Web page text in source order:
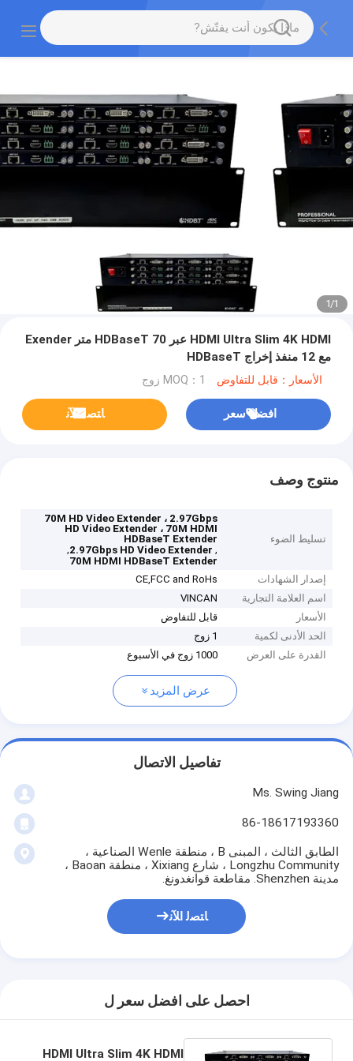
1
/
1
HDMI Ultra Slim 4K HDMI عبر HDBaseT 70 متر Exender
مع 12 منفذ إخراج HDBaseT
الأسعار：قابل للتفاوض MOQ：1 زوج
افضل سعر ﺎﺘﺼﻟ ﺍﻶﻧ
منتوج وصف
تسليط الضوء
70M HD Video Extender ، 2.97Gbps
HD Video Extender ، 70M HDMI
HDBaseT Extender
,
2.97Gbps HD Video Extender
,
70M HDMI HDBaseT Extender
إصدار الشهادات
CE,FCC and RoHs
اسم العلامة التجارية
VINCAN
الأسعار
قابل للتفاوض
الحد الأدنى لكمية
1 زوج
القدرة على العرض
1000 زوج في الأسبوع
عرض المزيد
تفاصيل الاتصال
Ms. Swing Jiang
86-18617193360
الطابق الثالث ، المبنى B ، منطقة Wenle الصناعية ،
Longzhu Community ، شارع Xixiang ، منطقة Baoan ،
مدينة Shenzhen. مقاطعة قوانغدونغ.
ﺎﺘﺼﻟ ﺍﻶﻧ
احصل على افضل سعر ل
HDMI Ultra Slim 4K HDMI